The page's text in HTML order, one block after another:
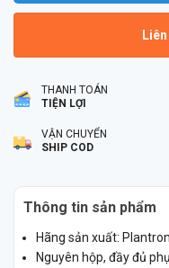
THANH TOÁN
TIỆN LỢI
VẬN CHUYỂN
SHIP COD
Thông tin sản phẩm
Hãng sản xuất:
Nguyên hộp, đầy đủ